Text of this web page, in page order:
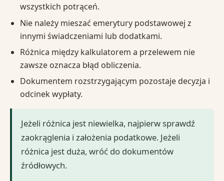
wszystkich potrąceń.
Nie należy mieszać emerytury podstawowej z
innymi świadczeniami lub dodatkami.
Różnica między kalkulatorem a przelewem nie
zawsze oznacza błąd obliczenia.
Dokumentem rozstrzygającym pozostaje decyzja i
odcinek wypłaty.
Jeżeli różnica jest niewielka, najpierw sprawdź
zaokrąglenia i założenia podatkowe. Jeżeli
różnica jest duża, wróć do dokumentów
źródłowych.